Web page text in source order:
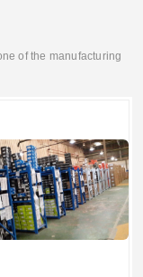
of the manufacturing